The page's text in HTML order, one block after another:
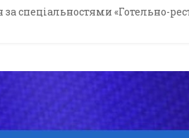
спеціальностями «Готельно-